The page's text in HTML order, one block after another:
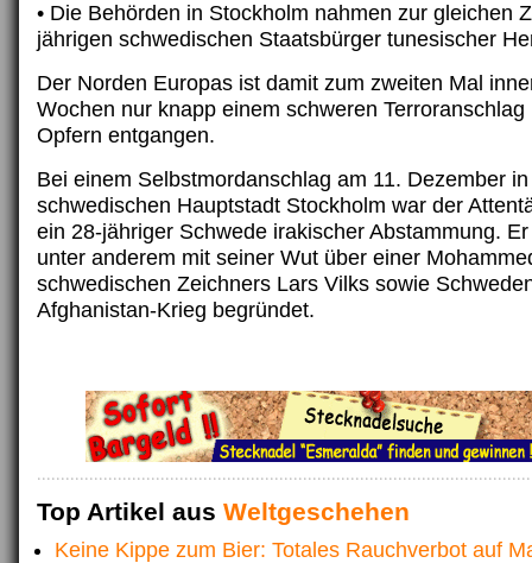
• Die Behörden in Stockholm nahmen zur gleichen
jährigen schwedischen Staatsbürger tunesischer
Der Norden Europas ist damit zum zweiten Mal
Wochen nur knapp einem schweren Terroranschlag
Opfern entgangen.
Bei einem Selbstmordanschlag am 11. Dezember
schwedischen Hauptstadt Stockholm war der
ein 28-jähriger Schwede irakischer Abstammung.
unter anderem mit seiner Wut über einer
schwedischen Zeichners Lars Vilks sowie
Afghanistan-Krieg begründet.
Top Artikel aus Weltgeschehen
Keine Kippe zum Bier: Totales Rauchverbot auf